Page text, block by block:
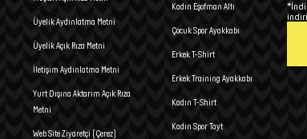
Üyelik Aydınlatma Metni
Üyelik Açık Rıza Metni
İletişim Aydınlatma Metni
Yurt Dışına Aktarım Açık Rıza
Metni
Web Site Ziyaretçi (Çerez)
Kadın Eşofman Altı
Çocuk Spor Ayakkabı
Erkek T-Shirt
Erkek Training Ayakkabı
Kadın T-Shirt
Kadın Spor Tayt